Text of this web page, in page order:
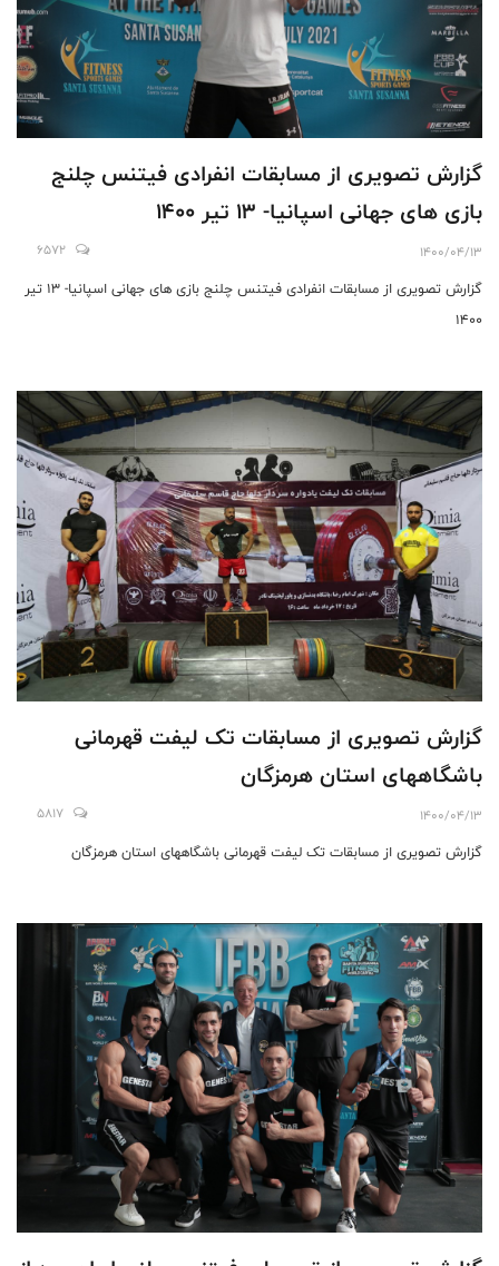
گزارش تصویری از مسابقات انفرادی فیتنس چلنج
بازی های جهانی اسپانیا- 13 تیر 1400
1400/04/13
6572
گزارش تصویری از مسابقات انفرادی فیتنس چلنج بازی های جهانی اسپانیا- 13 تیر
1400
گزارش تصویری از مسابقات تک لیفت قهرمانی
باشگاههای استان هرمزگان
1400/04/13
5817
گزارش تصویری از مسابقات تک لیفت قهرمانی باشگاههای استان هرمزگان